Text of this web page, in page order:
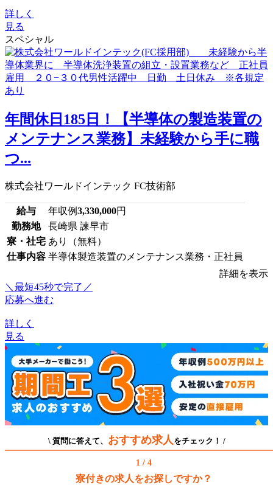
詳しく
見る
スペシャル
年間休日185日！【半導体の製造装置の
メンテナンス業務】未経験から手に職
つ...
株式会社ワールドインテック FC技術部
給与 年収例3,330,000円
勤務地
長崎県 諫早市
寮・社宅 あり（無料）
仕事内容 半導体製造装置のメンテナンス業務・正社員
詳細を表示
＼最短45秒で完了／
応募へ進む
詳しく
見る
\ 質問に答えて、 おすすめ求人 をチェック！ /
1 / 4
寮付きの求人をお探しですか？